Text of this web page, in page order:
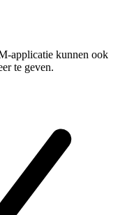
applicatie kunnen ook
te geven.